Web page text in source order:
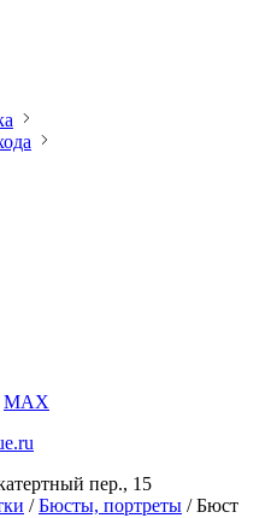
MAX
пер., 15
/ Бюсты, портреты / Бюст